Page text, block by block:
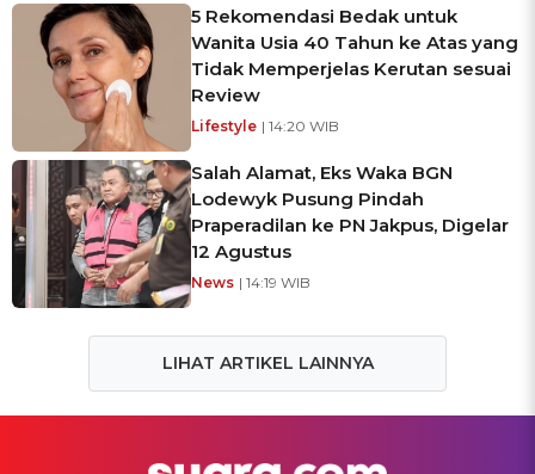
5 Rekomendasi Bedak untuk
Wanita Usia 40 Tahun ke Atas yang
Tidak Memperjelas Kerutan sesuai
Review
Lifestyle | 14:20 WIB
Salah Alamat, Eks Waka BGN
Lodewyk Pusung Pindah
Praperadilan ke PN Jakpus, Digelar
12 Agustus
News | 14:19 WIB
LIHAT ARTIKEL LAINNYA